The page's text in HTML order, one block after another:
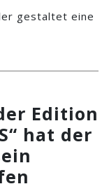
Edition
hat der